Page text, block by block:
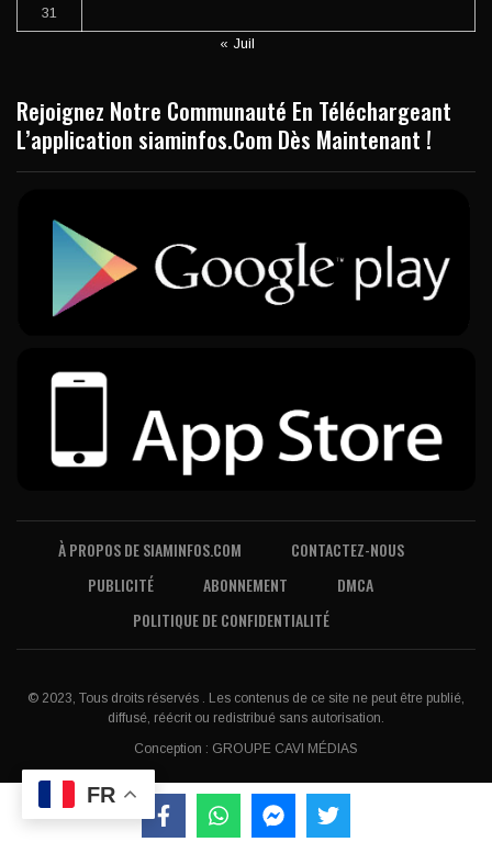
31
« Juil
Rejoignez Notre Communauté En Téléchargeant
L’application siaminfos.Com Dès Maintenant !
À PROPOS DE SIAMINFOS.COM
CONTACTEZ-NOUS
PUBLICITÉ
ABONNEMENT
DMCA
POLITIQUE DE CONFIDENTIALITÉ
© 2023, Tous droits réservés . Les contenus de ce site ne peut être publié,
diffusé, réécrit ou redistribué sans autorisation.
Conception : GROUPE CAVI MÉDIAS
FR